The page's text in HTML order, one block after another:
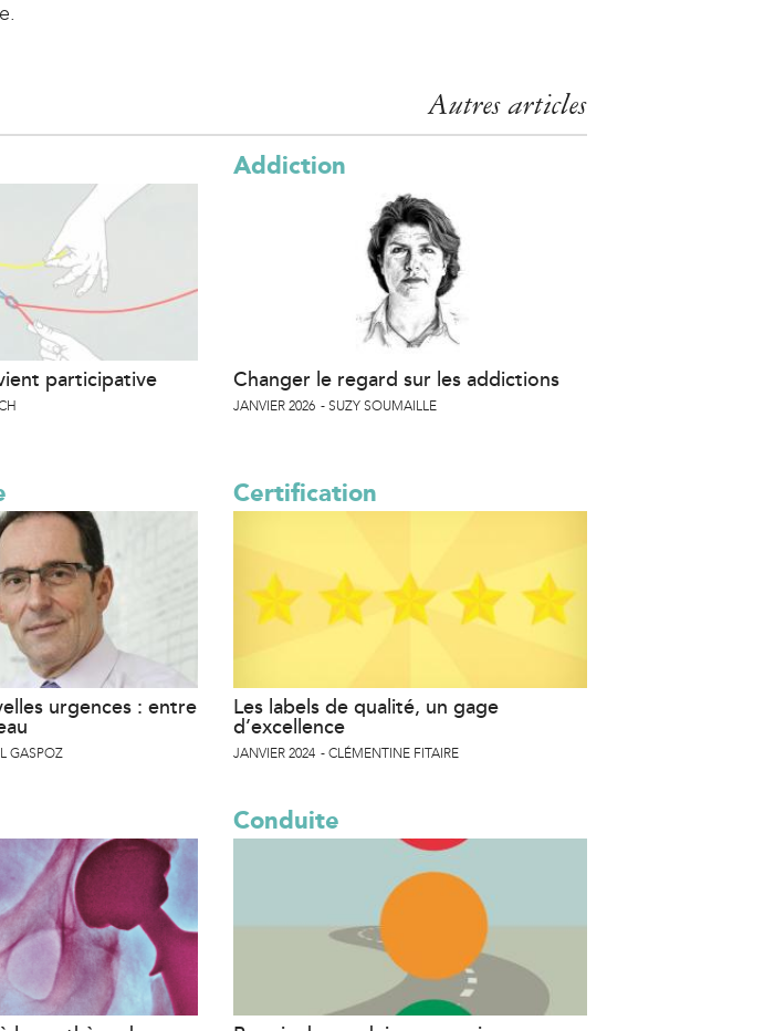
Autres articles
participative
Addiction
Changer le regard sur les addictions
JANVIER 2026 SUZY SOUMAILLE
urgences : entre
GASPOZ
Certification
Les labels de qualité, un gage
d’excellence
JANVIER 2024 CLÉMENTINE FITAIRE
Conduite